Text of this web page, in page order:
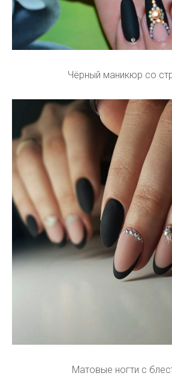
Чёрный маникюр со
Матовые ногти с